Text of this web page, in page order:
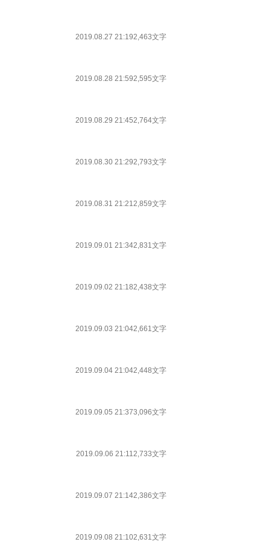
2019.08.27 21:192,463文字
2019.08.28 21:592,595文字
2019.08.29 21:452,764文字
2019.08.30 21:292,793文字
2019.08.31 21:212,859文字
2019.09.01 21:342,831文字
2019.09.02 21:182,438文字
2019.09.03 21:042,661文字
2019.09.04 21:042,448文字
2019.09.05 21:373,096文字
2019.09.06 21:112,733文字
2019.09.07 21:142,386文字
2019.09.08 21:102,631文字